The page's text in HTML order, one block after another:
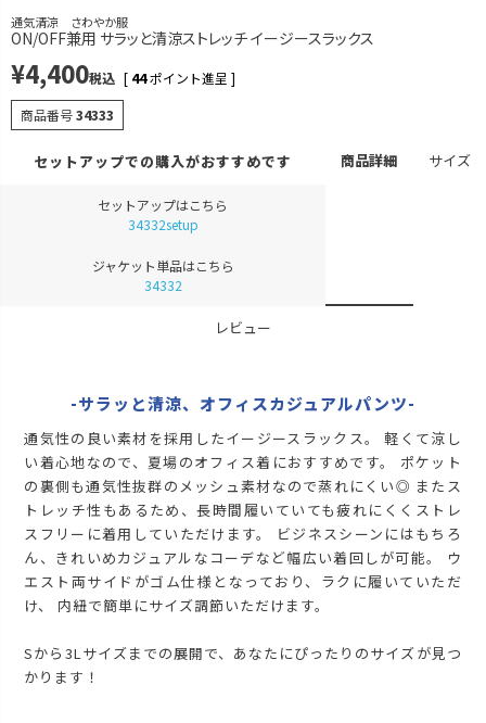
通気清涼 さわやか服
ON/OFF兼用 サラッと清涼ストレッチ イージースラックス
¥4,400税込 [ 44ポイント進呈 ]
商品番号34333
ブラック
在庫切れ
L
LL
3L
在庫切れ
M
在庫切れ
再入荷お知らせ
L
在庫切れ
再入荷お知らせ
LL
在庫切れ
再入荷お知らせ
3L
在庫切れ
再入荷お知らせ
チャコール
S
再入荷お知らせ
セットアップでの購入がおすすめです
セットアップはこちら
34332setup
ジャケット単品はこちら
34332
商品詳細 サイズ
レビュー
-サラッと清涼、オフィスカジュアルパンツ-
通気性の良い素材を採用したイージースラックス。 軽くて涼し
い着心地なので、夏場のオフィス着におすすめです。 ポケット
の裏側も通気性抜群のメッシュ素材なので蒸れにくい◎ またス
トレッチ性もあるため、長時間履いていても疲れにくくストレ
スフリーに着用していただけます。 ビジネスシーンにはもちろ
ん、きれいめカジュアルなコーデなど幅広い着回しが可能。 ウ
エスト両サイドがゴム仕様となっており、ラクに履いていただ
け、 内紐で簡単にサイズ調節いただけます。
Sから3Lサイズまでの展開で、あなたにぴったりのサイズが見つ
かります！